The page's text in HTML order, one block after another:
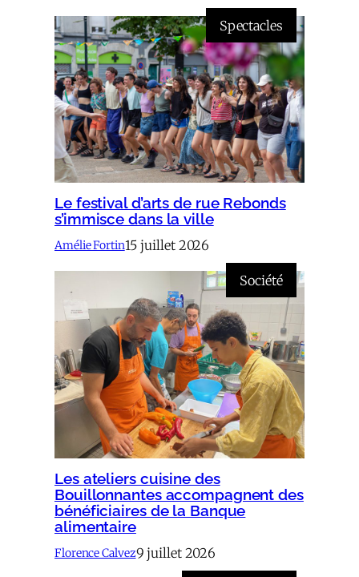
Spectacles
Le festival d’arts de rue Rebonds
s’immisce dans la ville
Amélie Fortin15 juillet 2026
Société
Les ateliers cuisine des
Bouillonnantes accompagnent des
bénéficiaires de la Banque
alimentaire
Florence Calvez9 juillet 2026